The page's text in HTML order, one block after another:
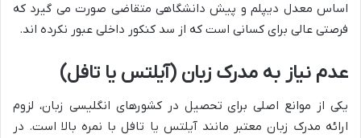
اساس معدل دیپلم و پیش دانشگاهی متقاضی صورت می گیرد که
فرصتی عالی برای کسانی است که از سد کنکور داخلی عبور نکرده اند.
عدم نیاز به مدرک زبان (آیلتس یا تافل)
یکی از موانع اصلی برای تحصیل در کشورهای انگلیسی زبان، لزوم
ارائه مدرک زبان معتبر مانند آیلتس یا تافل با نمره بالا است. در